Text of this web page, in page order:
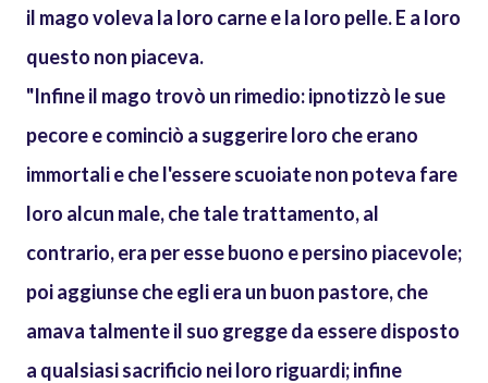
il mago voleva la loro carne e la loro pelle. E a loro
questo non piaceva.
"Infine il mago trovò un rimedio: ipnotizzò le sue
pecore e cominciò a suggerire loro che erano
immortali e che l'essere scuoiate non poteva fare
loro alcun male, che tale trattamento, al
contrario, era per esse buono e persino piacevole;
poi aggiunse che egli era un buon pastore, che
amava talmente il suo gregge da essere disposto
a qualsiasi sacrificio nei loro riguardi; infine